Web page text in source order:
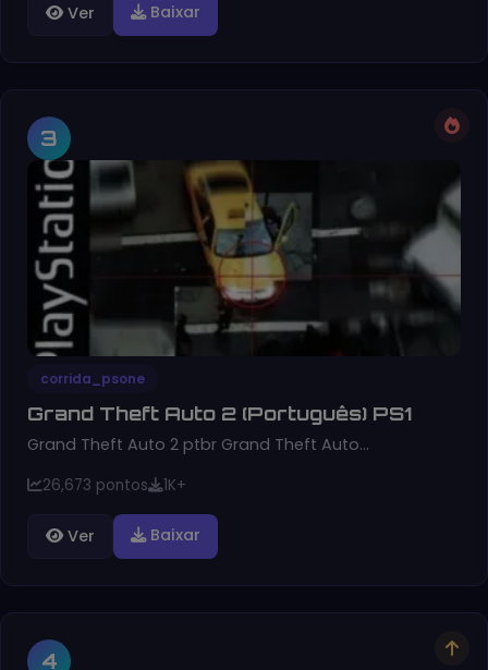
Ver Baixar
3
corrida_psone
Grand Theft Auto 2 (Português) PS1
Grand Theft Auto 2 ptbr Grand Theft Auto…
26,673 pontos 1K+
Ver Baixar
4